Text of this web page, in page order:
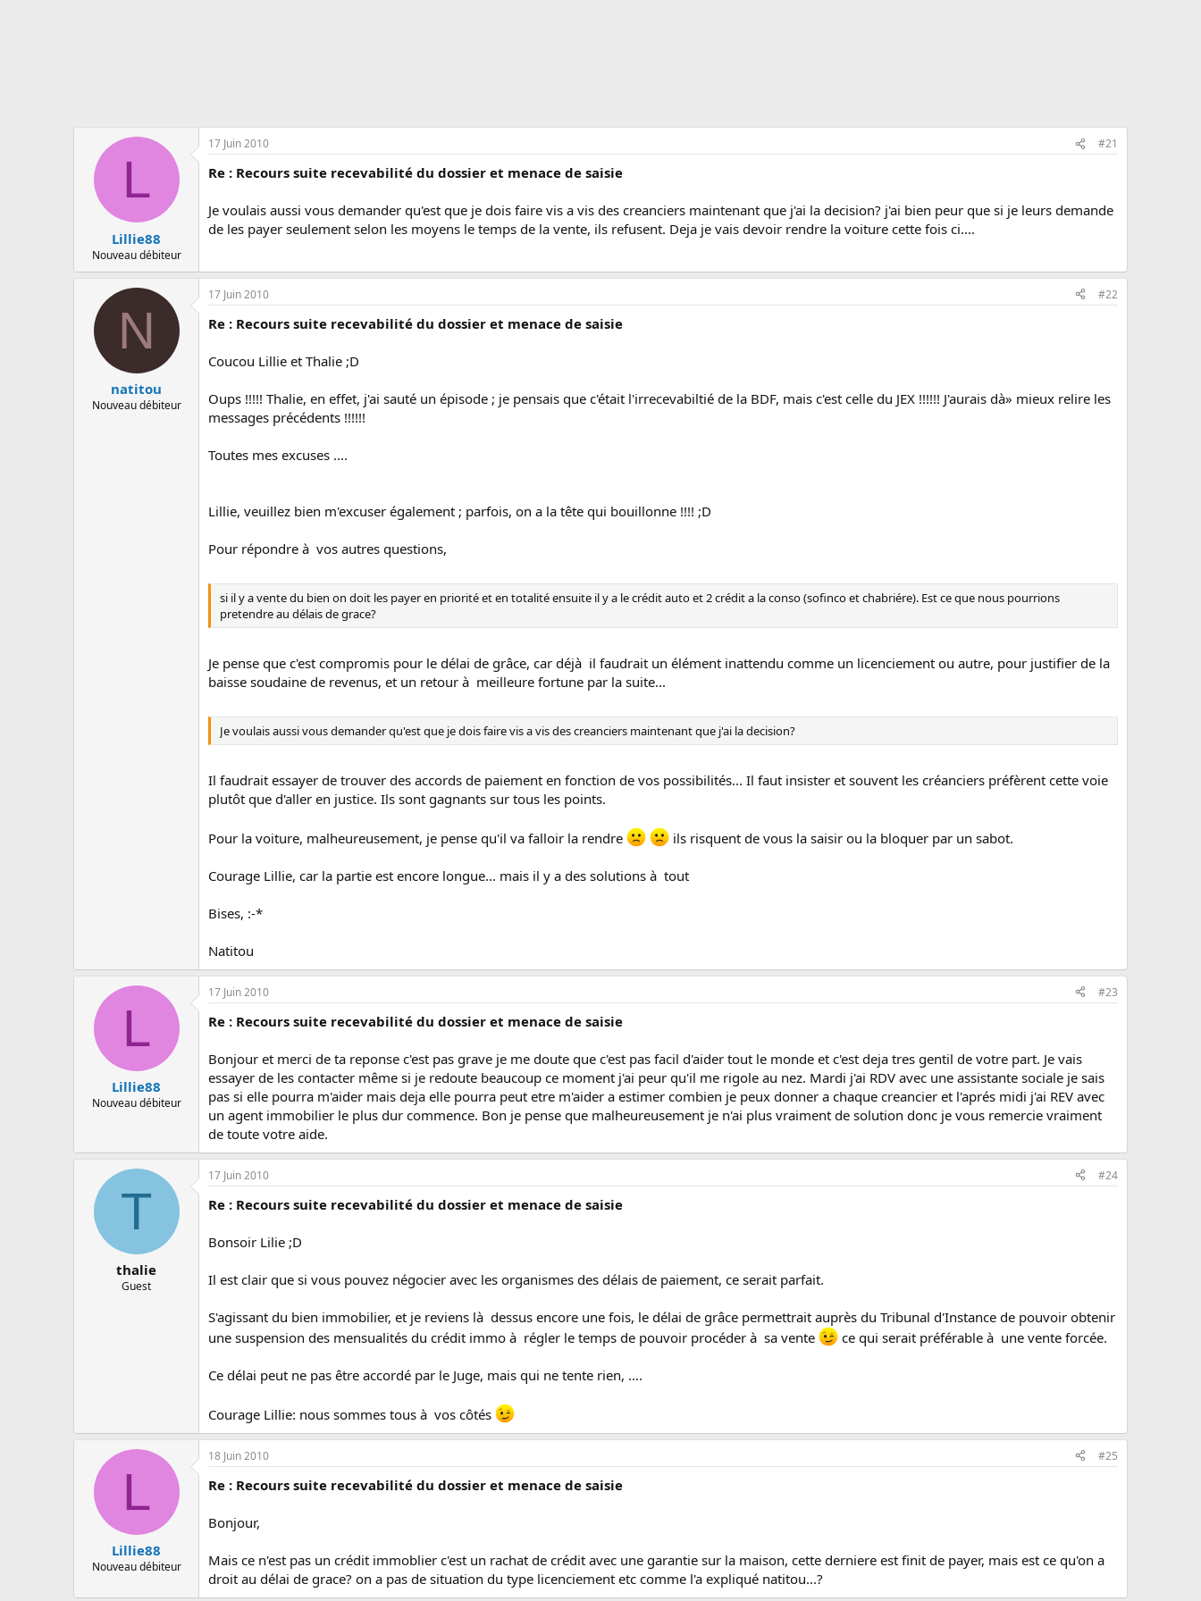
L
Lillie88
Nouveau débiteur
17 Juin 2010 #21
Re : Recours suite recevabilité du dossier et menace de saisie
Je voulais aussi vous demander qu'est que je dois faire vis a vis des creanciers maintenant que j'ai la decision? j'ai bien peur que si je leurs demande
de les payer seulement selon les moyens le temps de la vente, ils refusent. Deja je vais devoir rendre la voiture cette fois ci....
N
natitou
Nouveau débiteur
17 Juin 2010 #22
Re : Recours suite recevabilité du dossier et menace de saisie
Coucou Lillie et Thalie ;D
Oups !!!!! Thalie, en effet, j'ai sauté un épisode ; je pensais que c'était l'irrecevabiltié de la BDF, mais c'est celle du JEX !!!!!! J'aurais dà» mieux relire les
messages précédents !!!!!!
Toutes mes excuses ....
Lillie, veuillez bien m'excuser également ; parfois, on a la tête qui bouillonne !!!! ;D
Pour répondre à vos autres questions,
si il y a vente du bien on doit les payer en priorité et en totalité ensuite il y a le crédit auto et 2 crédit a la conso (sofinco et chabriére). Est ce que nous pourrions
pretendre au délais de grace?
Je pense que c'est compromis pour le délai de grâce, car déjà il faudrait un élément inattendu comme un licenciement ou autre, pour justifier de la
baisse soudaine de revenus, et un retour à meilleure fortune par la suite...
Je voulais aussi vous demander qu'est que je dois faire vis a vis des creanciers maintenant que j'ai la decision?
Il faudrait essayer de trouver des accords de paiement en fonction de vos possibilités... Il faut insister et souvent les créanciers préfèrent cette voie
plutôt que d'aller en justice. Ils sont gagnants sur tous les points.
Pour la voiture, malheureusement, je pense qu'il va falloir la rendre ils risquent de vous la saisir ou la bloquer par un sabot.
Courage Lillie, car la partie est encore longue... mais il y a des solutions à tout
Bises, :-*
Natitou
L
Lillie88
Nouveau débiteur
17 Juin 2010 #23
Re : Recours suite recevabilité du dossier et menace de saisie
Bonjour et merci de ta reponse c'est pas grave je me doute que c'est pas facil d'aider tout le monde et c'est deja tres gentil de votre part. Je vais
essayer de les contacter même si je redoute beaucoup ce moment j'ai peur qu'il me rigole au nez. Mardi j'ai RDV avec une assistante sociale je sais
pas si elle pourra m'aider mais deja elle pourra peut etre m'aider a estimer combien je peux donner a chaque creancier et l'aprés midi j'ai REV avec
un agent immobilier le plus dur commence. Bon je pense que malheureusement je n'ai plus vraiment de solution donc je vous remercie vraiment
de toute votre aide.
T
thalie
Guest
17 Juin 2010 #24
Re : Recours suite recevabilité du dossier et menace de saisie
Bonsoir Lilie ;D
Il est clair que si vous pouvez négocier avec les organismes des délais de paiement, ce serait parfait.
S'agissant du bien immobilier, et je reviens là dessus encore une fois, le délai de grâce permettrait auprès du Tribunal d'Instance de pouvoir obtenir
une suspension des mensualités du crédit immo à régler le temps de pouvoir procéder à sa vente
ce qui serait préférable à une vente forcée.
Ce délai peut ne pas être accordé par le Juge, mais qui ne tente rien, ....
Courage Lillie: nous sommes tous à vos côtés
L
Lillie88
Nouveau débiteur
18 Juin 2010 #25
Re : Recours suite recevabilité du dossier et menace de saisie
Bonjour,
Mais ce n'est pas un crédit immoblier c'est un rachat de crédit avec une garantie sur la maison, cette derniere est finit de payer, mais est ce qu'on a
droit au délai de grace? on a pas de situation du type licenciement etc comme l'a expliqué natitou...?